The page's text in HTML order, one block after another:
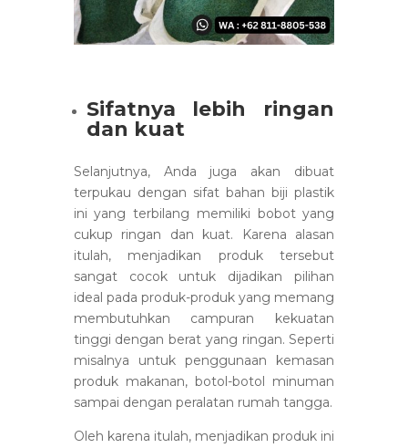
Sifatnya lebih ringan
dan kuat
Selanjutnya, Anda juga akan dibuat
terpukau dengan sifat bahan biji plastik
ini yang terbilang memiliki bobot yang
cukup ringan dan kuat. Karena alasan
itulah, menjadikan produk tersebut
sangat cocok untuk dijadikan pilihan
ideal pada produk-produk yang memang
membutuhkan campuran kekuatan
tinggi dengan berat yang ringan. Seperti
misalnya untuk penggunaan kemasan
produk makanan, botol-botol minuman
sampai dengan peralatan rumah tangga.
Oleh karena itulah, menjadikan produk ini